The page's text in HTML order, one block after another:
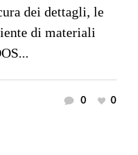
dei dettagli, le
di materiali
0 0